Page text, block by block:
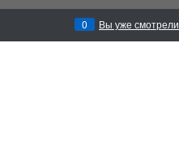
0 Вы уже смотрели